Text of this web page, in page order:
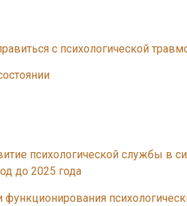
с психологической
психологической службы в
до 2025 года